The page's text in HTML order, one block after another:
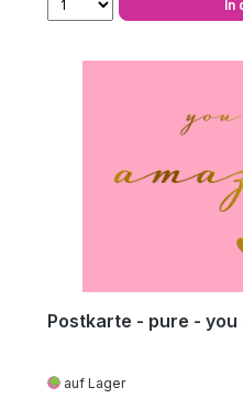
In
Postkarte - pure - you
auf Lager